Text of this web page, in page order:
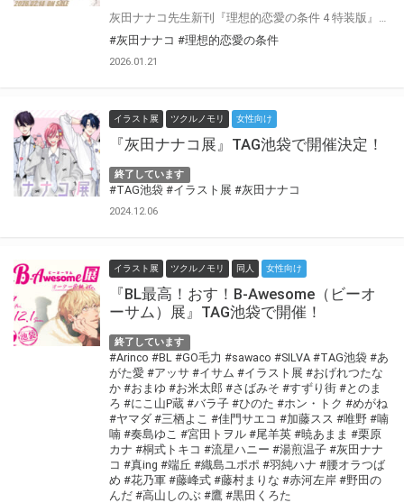
#灰田ナナコ #理想的恋愛の条件
2026.01.21
イラスト展 ツクルノモリ 女性向け
『灰田ナナコ展』TAG池袋で開催決定！
終了しています
#TAG池袋 #イラスト展 #灰田ナナコ
2024.12.06
イラスト展 ツクルノモリ 同人 女性向け
『BL最高！おす！B-Awesome（ビーオ
ーサム）展』TAG池袋で開催！
終了しています
#Arinco #BL #GO毛力 #sawaco #SILVA #TAG池袋 #あ
がた愛 #アッサ #イサム #イラスト展 #おげれつたな
か #おまゆ #お米太郎 #さばみそ #すずり街 #とのま
ろ #にこ山P蔵 #バラ子 #ひのた #ホン・トク #めがね
#ヤマダ #三栖よこ #佳門サエコ #加藤スス #唯野 #喃
喃 #奏島ゆこ #宮田トヲル #尾羊英 #暁あまま #栗原
カナ #桐式トキコ #流星ハニー #湯煎温子 #灰田ナナ
コ #真ing #端丘 #織島ユポポ #羽純ハナ #腰オラつば
め #花乃軍 #藤峰式 #藤村まりな #赤河左岸 #野田の
んだ #高山しのぶ #鷹 #黒田くろた